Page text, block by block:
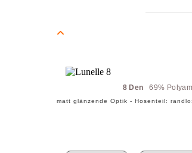
8 Den 69%
matt glänzende Optik - Hosenteil: